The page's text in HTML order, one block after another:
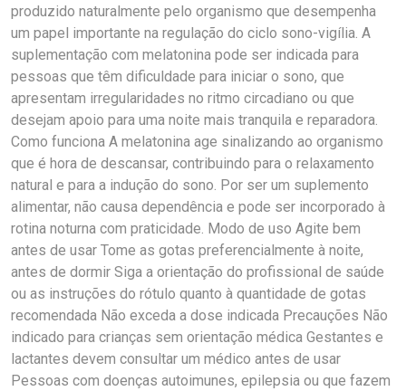
produzido naturalmente pelo organismo que desempenha
um papel importante na regulação do ciclo sono-vigília. A
suplementação com melatonina pode ser indicada para
pessoas que têm dificuldade para iniciar o sono, que
apresentam irregularidades no ritmo circadiano ou que
desejam apoio para uma noite mais tranquila e reparadora.
Como funciona A melatonina age sinalizando ao organismo
que é hora de descansar, contribuindo para o relaxamento
natural e para a indução do sono. Por ser um suplemento
alimentar, não causa dependência e pode ser incorporado à
rotina noturna com praticidade. Modo de uso Agite bem
antes de usar Tome as gotas preferencialmente à noite,
antes de dormir Siga a orientação do profissional de saúde
ou as instruções do rótulo quanto à quantidade de gotas
recomendada Não exceda a dose indicada Precauções Não
indicado para crianças sem orientação médica Gestantes e
lactantes devem consultar um médico antes de usar
Pessoas com doenças autoimunes, epilepsia ou que fazem